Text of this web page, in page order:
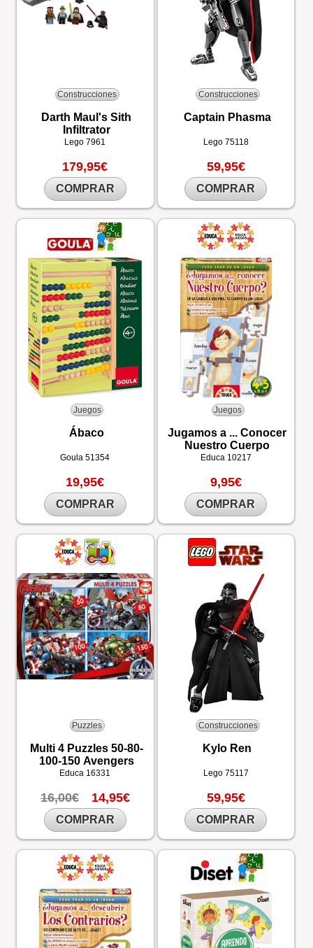
Construcciones
Darth Maul's Sith
Infiltrator
Lego7961
179,95€
COMPRAR
Construcciones
Captain Phasma
Lego 75118
59,95€
COMPRAR
Juegos
Ábaco
Goula51354
19,95€
COMPRAR
Juegos
Jugamos a ... Conocer
Nuestro Cuerpo
Educa 10217
9,95€
COMPRAR
Puzzles
Multi 4 Puzzles 50-80-
100-150 Avengers
Educa 16331
16,00€ 14,95€
COMPRAR
Construcciones
Kylo Ren
Lego 75117
59,95€
COMPRAR